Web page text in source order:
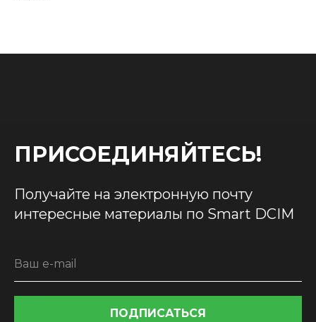
ПРИСОЕДИНЯЙТЕСЬ!
Получайте на электронную почту
интересные материалы по Smart DCIM
Ваш e-mail
ПОДПИСАТЬСЯ